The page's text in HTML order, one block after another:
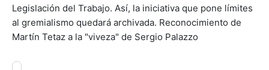
Legislación del Trabajo. Así, la iniciativa que pone límites
al gremialismo quedará archivada. Reconocimiento de
Martín Tetaz a la "viveza" de Sergio Palazzo